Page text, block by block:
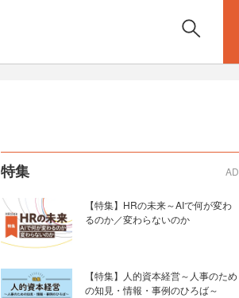
特集 AD
【特集】HRの未来～AIで何が変わ
るのか／変わらないのか
【特集】人的資本経営～人事のため
の知見・情報・事例のひろば～